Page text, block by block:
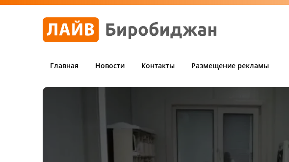
Главная Новости Контакты Размещение рекламы